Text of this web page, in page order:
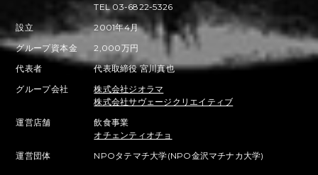
TEL 03-6822-5326
設立
2001年4月
グループ資本金
2,000万円
代表者
代表取締役 宮川真也
グループ会社
株式会社ジオラマ
株式会社サヴェージクリエイティブ
運営店舗
飲食事業
オチェンティオチョ
運営団体
NPOタテマチ大学(NPO金沢マチナカ大学)